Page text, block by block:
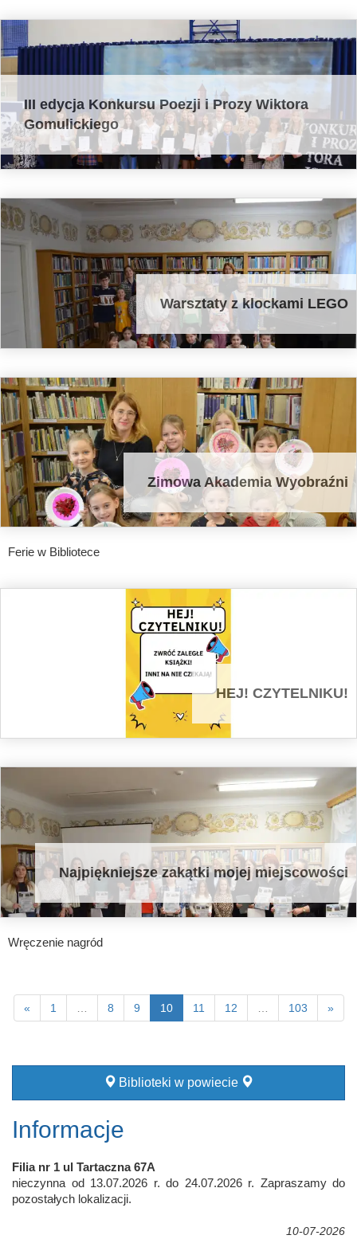
III edycja Konkursu Poezji i Prozy Wiktora
Gomulickiego
Warsztaty z klockami LEGO
Zimowa Akademia Wyobraźni
Ferie w Bibliotece
HEJ! CZYTELNIKU!
Najpiękniejsze zakątki mojej miejscowości
Wręczenie nagród
« 1 8 9 10 11 12 103 »
Biblioteki w powiecie
Informacje
Filia nr 1 ul Tartaczna 67A
nieczynna od 13.07.2026 r. do 24.07.2026 r. Zapraszamy do
pozostałych lokalizacji.
10-07-2026